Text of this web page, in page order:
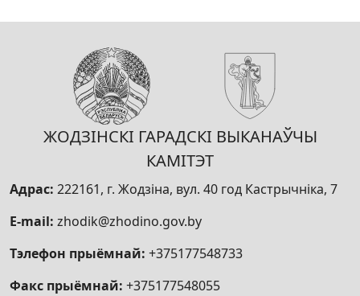
ЖОДЗІНСКІ ГАРАДСКІ ВЫКАНАЎЧЫ
КАМІТЭТ
Адрас: 222161, г. Жодзіна, вул. 40 год Кастрычніка, 7
E-mail: zhodik@zhodino.gov.by
Тэлефон прыёмнай: +375177548733
Факс прыёмнай: +375177548055